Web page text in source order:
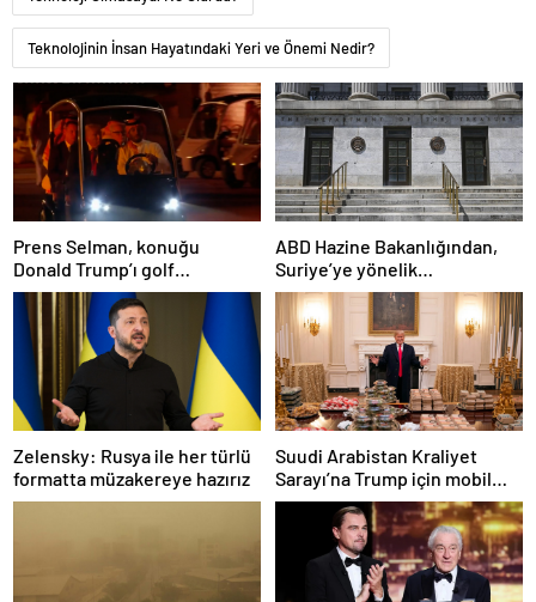
Teknolojinin İnsan Hayatındaki Yeri ve Önemi Nedir?
Prens Selman, konuğu
Donald Trump’ı golf
arabasıyla yemeğe götürdü
ABD Hazine Bakanlığından,
Suriye’ye yönelik
yaptırımların hafifletilmesi
için adım
Zelensky: Rusya ile her türlü
formatta müzakereye hazırız
Suudi Arabistan Kraliyet
Sarayı’na Trump için mobil
McDonald’s şubesi kuruldu